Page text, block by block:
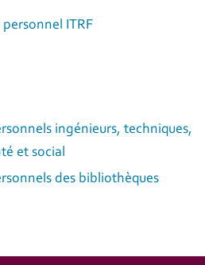
ITRF
ingénieurs, techniques,
et social
des bibliothèques